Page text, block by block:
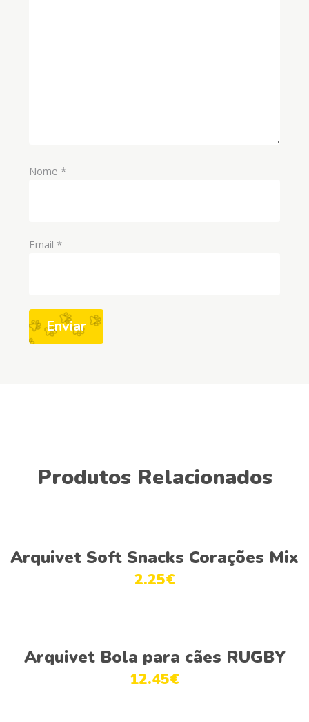
Nome *
Email *
Produtos Relacionados
Adicionar
Arquivet Soft Snacks Corações Mix
2.25€
Adicionar
Arquivet Bola para cães RUGBY
12.45€